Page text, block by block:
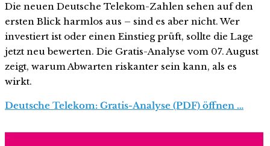
Die neuen Deutsche Telekom-Zahlen sehen auf den
ersten Blick harmlos aus – sind es aber nicht. Wer
investiert ist oder einen Einstieg prüft, sollte die Lage
jetzt neu bewerten. Die Gratis-Analyse vom 07. August
zeigt, warum Abwarten riskanter sein kann, als es
wirkt.
Deutsche Telekom: Gratis-Analyse (PDF) öffnen …